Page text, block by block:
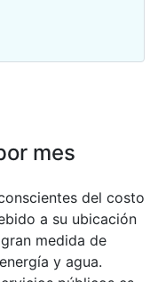
mes
del costo
a su ubicación
medida de
y agua.